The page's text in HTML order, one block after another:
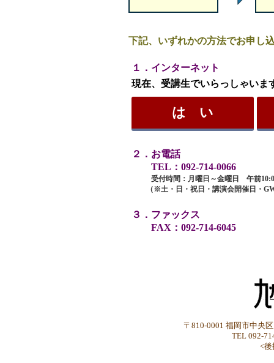
下記、いずれかの方法でお申し
１．インターネット
現在、受講生でいらっしゃいま
は い
２．お電話
TEL：092-714-0066
受付時間：月曜日～金曜日 午前
（※土・日・祝日・講演会開催日・
３．ファックス
FAX：092-714-6045
〒810-0001 福岡市中央
TEL 092-
<後